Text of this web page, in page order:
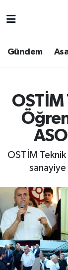
Gündem
OSTİM
Ekonomi
Gündem
Kim
Resmi
Sağlık
Siyaset
Spor
Ankara
Süper Lig
Tüm
Son
Haber